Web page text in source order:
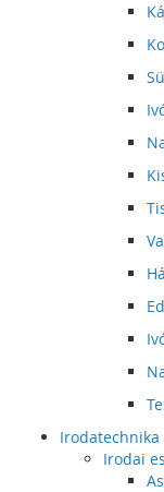
Irodatechnika
Irodai